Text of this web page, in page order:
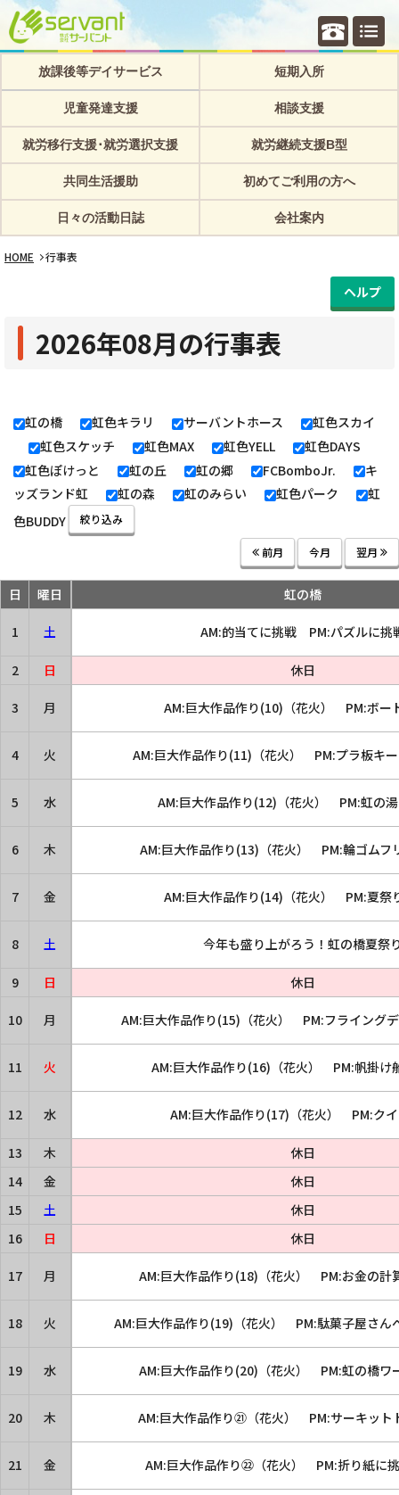
個別相
放課後等デイサービス 短期入所
児童発達支援 相談支援
就労移行支援･就労選択支援 就労継続支援B型
共同生活援助 初めてご利用の方へ
日々の活動日誌 会社案内
HOME 行事表
ヘルプ
2026年08月の行事表
虹の橋 虹色キラリ サーバントホース
虹色スカイ
虹色スケッチ
虹色MAX 虹色YELL
虹色DAYS
虹色ぽけっと
虹の丘 虹の郷 FCBomboJr.
キ
ッズランド虹
虹の森 虹のみらい 虹色パーク
虹
色BUDDY
絞り込み
前月 今月 翌月
日 曜日
1 土
2 日
3 月
4 火
5 水
6 木
7 金
8 土
9 日
10 月
11 火
12 水
13
木
14
金
15
土
16
日
17 月
18 火
19 水
20 木
21 金
虹の橋
AM:的当てに挑戦 PM:パズルに挑
休日
AM:巨大作品作り(10)（花火） PM:ボー
AM:巨大作品作り(11)（花火） PM:プラ板キ
AM:巨大作品作り(12)（花火） PM:虹の
AM:巨大作品作り(13)（花火） PM:輪ゴムフ
AM:巨大作品作り(14)（花火） PM:夏祭
今年も盛り上がろう！虹の橋夏祭
休日
AM:巨大作品作り(15)（花火） PM:フライング
AM:巨大作品作り(16)（花火） PM:帆掛け
AM:巨大作品作り(17)（花火） PM:ク
休日
休日
休日
休日
AM:巨大作品作り(18)（花火） PM:お金の計
AM:巨大作品作り(19)（花火） PM:駄菓子屋さん
AM:巨大作品作り(20)（花火） PM:虹の橋ワ
AM:巨大作品作り㉑（花火） PM:サーキット
AM:巨大作品作り㉒（花火） PM:折り紙に